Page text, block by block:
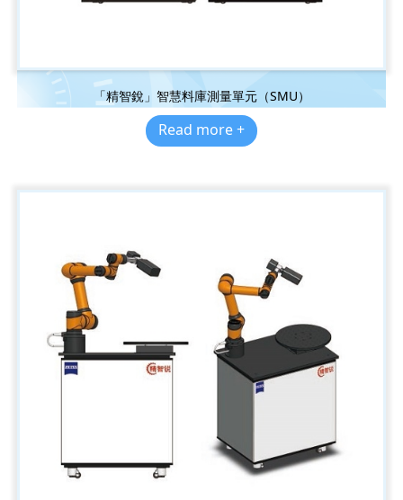
「精智銳」智慧料庫測量單元（SMU）
Read more +